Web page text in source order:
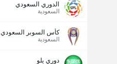
الدوري السعودي
السعودية
كأس السوبر السعودي
السعودية
دوري يلو